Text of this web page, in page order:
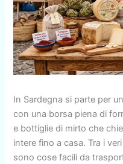
In Sardegna si parte per
con una borsa piena di
e bottiglie di mirto che
intere fino a casa. Tra i veri
sono cose facili da